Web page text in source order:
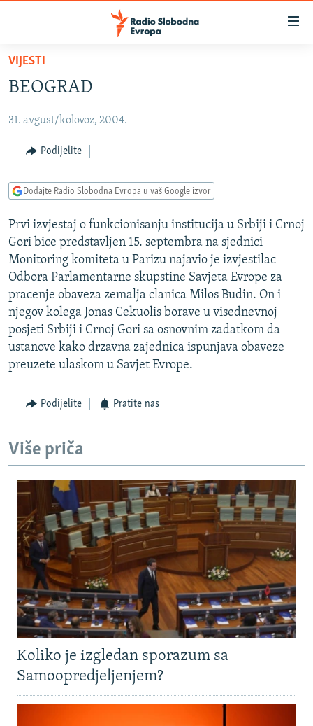
Pređite
glavni
Pređite
Pređite
pretragu
SRBIJA
KOSOVO
VIZUELNO
VIDEO
FOTOGALERIJE
INFOGRAFIKE
PODCASTI
RAT U UKRAJINI
KINA NA BALKANU
RSE PRIČE IZ SVIJETA
ISPRIČAJ MI
DNEVNO@RSE
VIŠE OD NASLOVA
POPLAVE I KLIZIŠTA U BIH 2024.
TV LIBERTY
POST SCRIPTUM
MOJA EVROPA
TRI DECENIJE OD RATA U BIH
SVE KARTE DEJTONA
NASTANAK I RASPAD JUGOSLAVIJE
Sve RFE/RL stranice
VIJESTI
BEOGRAD
31. avgust/kolovoz, 2004.
Podijelite
Dodajte Radio Slobodna Evropa u vaš Google izvor
Prvi izvjestaj o funkcionisanju institucija u Srbiji i Crnoj
Gori bice predstavljen 15. septembra na sjednici
Monitoring komiteta u Parizu najavio je izvjestilac
Odbora Parlamentarne skupstine Savjeta Evrope za
pracenje obaveza zemalja clanica Milos Budin. On i
njegov kolega Jonas Cekuolis borave u visednevnoj
posjeti Srbiji i Crnoj Gori sa osnovnim zadatkom da
ustanove kako drzavna zajednica ispunjava obaveze
preuzete ulaskom u Savjet Evrope.
Podijelite Pratite nas
Više priča
Koliko je izgledan sporazum sa
Samoopredjeljenjem?